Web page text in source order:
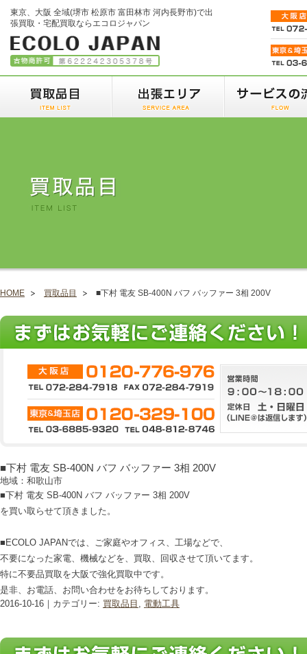
東京、大阪 全域(堺市 松原市 富田林市 河内長野市)で出
張買取・宅配買取ならエコロジャパン
HOME 買取品目 ■下村 電友 SB-400N バフ バッファー 3相 200V
■下村 電友 SB-400N バフ バッファー 3相 200V
地域：和歌山市
■下村 電友 SB-400N バフ バッファー 3相 200V
を買い取らせて頂きました。
■ECOLO JAPANでは、ご家庭やオフィス、工場などで、
不要になった家電、機械などを、買取、回収させて頂いてます。
特に不要品買取を大阪で強化買取中です。
是非、お電話、お問い合わせをお待ちしております。
2016-10-16｜カテゴリー: 買取品目 , 電動工具